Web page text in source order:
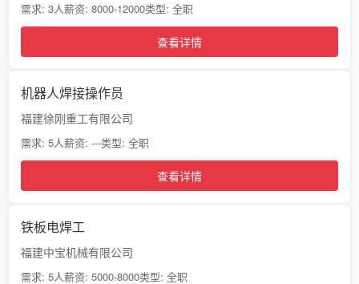
需求: 3人薪资: 8000-12000类型: 全职
查看详情
机器人焊接操作员
福建徐刚重工有限公司
需求: 5人薪资: ---类型: 全职
查看详情
铁板电焊工
福建中宝机械有限公司
需求: 5人薪资: 5000-8000类型: 全职